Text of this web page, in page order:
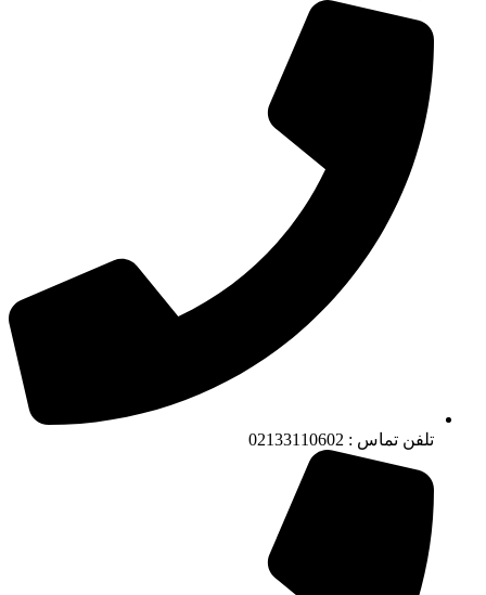
تلفن تماس : 02133110602